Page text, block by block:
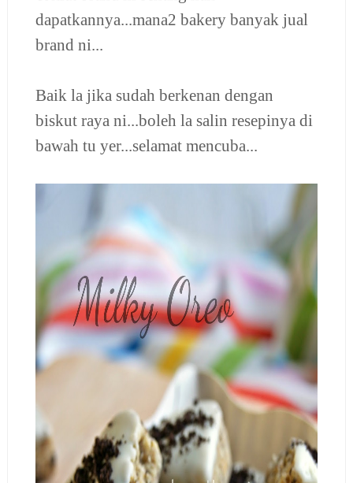
dapatkannya...mana2 bakery banyak jual
brand ni...
Baik la jika sudah berkenan dengan
biskut raya ni...boleh la salin resepinya di
bawah tu yer...selamat mencuba...